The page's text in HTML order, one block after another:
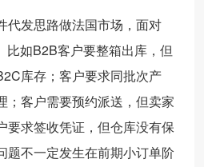
代发思路做法国市场，面对
比如B2B客户要整箱出库，但
库存；客户要求同批次产
；客户需要预约派送，但卖家
要求签收凭证，但仓库没有保
题不一定发生在前期小订单阶